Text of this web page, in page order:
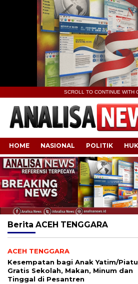
SCROLL TO CONTINUE WITH
HOME NASIONAL POLITIK
Berita ACEH TENGGARA
ACEH TENGGARA
Kesempatan bagi Anak Yatim/
Gratis Sekolah, Makan, Minum dan
Tinggal di Pesantren